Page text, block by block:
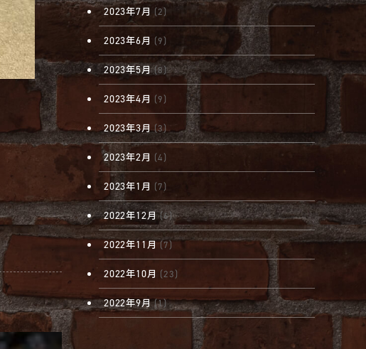
2023年7月 (2)
2023年6月 (9)
2023年5月(8)
2023年4月 (9)
2023年3月(3)
2023年2月 (4)
2023年1月 (7)
2022年12月(6)
2022年11月(7)
2022年10月 (23)
2022年9月(1)